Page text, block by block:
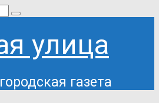
улица
газета